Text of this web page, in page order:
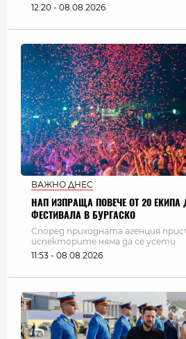
12:20 - 08.08.2026
ВАЖНО ДНЕС
НАП ИЗПРАЩА ПОВЕЧЕ ОТ 20
ФЕСТИВАЛА В БУРГАСКО
Според приходната агенция
испекторите няма да се усети
11:53 - 08.08.2026